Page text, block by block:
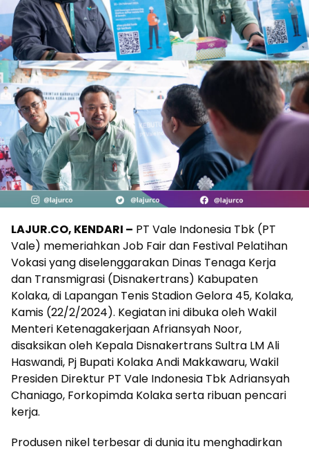
LAJUR.CO, KENDARI – PT Vale Indonesia Tbk (PT
Vale) memeriahkan Job Fair dan Festival Pelatihan
Vokasi yang diselenggarakan Dinas Tenaga Kerja
dan Transmigrasi (Disnakertrans) Kabupaten
Kolaka, di Lapangan Tenis Stadion Gelora 45, Kolaka,
Kamis (22/2/2024). Kegiatan ini dibuka oleh Wakil
Menteri Ketenagakerjaan Afriansyah Noor,
disaksikan oleh Kepala Disnakertrans Sultra LM Ali
Haswandi, Pj Bupati Kolaka Andi Makkawaru, Wakil
Presiden Direktur PT Vale Indonesia Tbk Adriansyah
Chaniago, Forkopimda Kolaka serta ribuan pencari
kerja.
Produsen nikel terbesar di dunia itu menghadirkan